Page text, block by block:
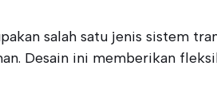
salah satu jenis sistem
Desain ini memberikan